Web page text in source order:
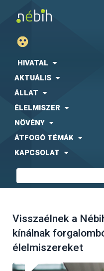
HIVATAL
AKTUÁLIS
ÁLLAT
ÉLELMISZER
NÖVÉNY
ÁTFOGÓ TÉMÁK
KAPCSOLAT
Visszaélnek a
kínálnak
élelmiszereket